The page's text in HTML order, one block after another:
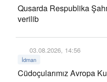
Qusarda Respublika
verilib
03.08.2026, 14:56
İdman
Cüdoçularımız Avropa